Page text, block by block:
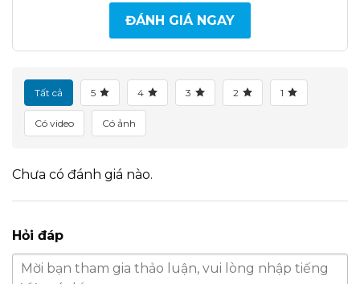
ĐÁNH GIÁ NGAY
Tất cả 5 4 3 2 1
Có video Có ảnh
Chưa có đánh giá nào.
Hỏi đáp